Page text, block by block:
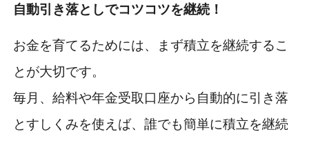
自動引き落としでコツコツを継続！
お金を育てるためには、まず積立を継続するこ
とが大切です。
毎月、給料や年金受取口座から自動的に引き落
とすしくみを使えば、誰でも簡単に積立を継続